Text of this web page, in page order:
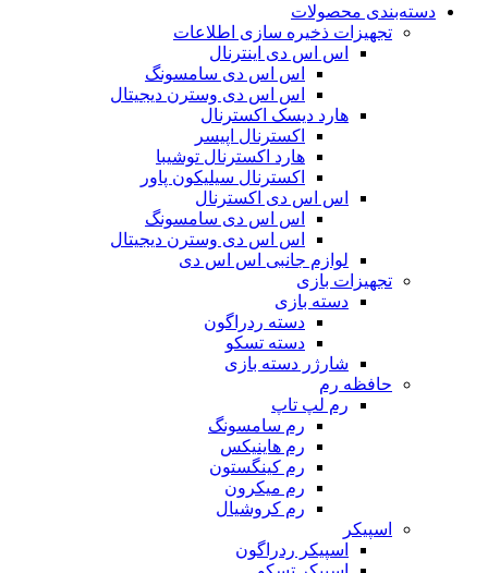
دسته‌بندی محصولات
تجهیزات ذخیره سازی اطلاعات
اس اس دی اینترنال
اس اس دی سامسونگ
اس اس دی وسترن دیجیتال
هارد دیسک اکسترنال
اکسترنال اپیسر
هارد اکسترنال توشیبا
اکسترنال سیلیکون پاور
اس اس دی اکسترنال
اس اس دی سامسونگ
اس اس دی وسترن دیجیتال
لوازم جانبی اس اس دی
تجهیزات بازی
دسته بازی
دسته ردراگون
دسته تسکو
شارژر دسته بازی
حافظه رم
رم لپ تاپ
رم سامسونگ
رم هاینیکس
رم کینگستون
رم میکرون
رم کروشیال
اسپیکر
اسپیکر ردراگون